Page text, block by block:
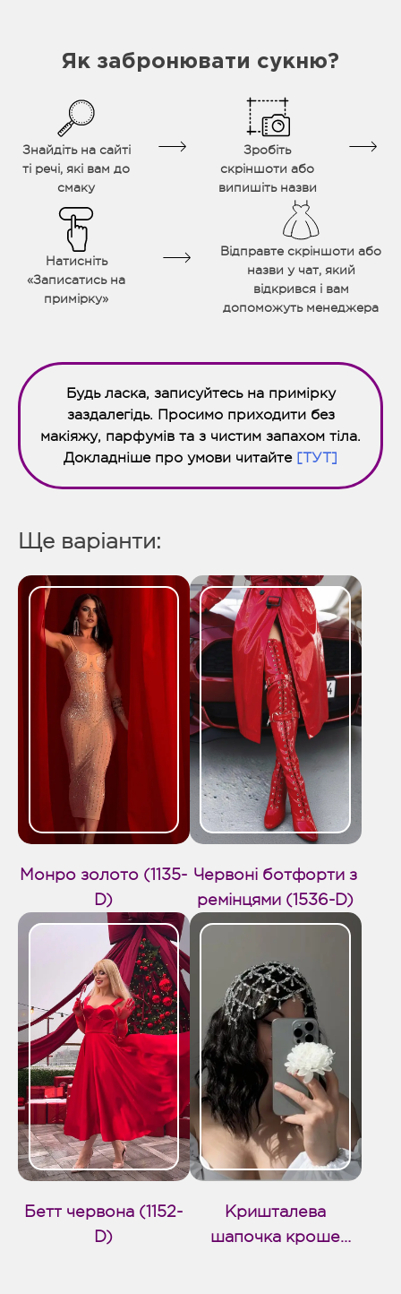
Як забронювати сукню?
Знайдіть на сайті
ті речі, які вам до
смаку
Зробіть
скріншоти або
випишіть назви
Натисніть
«Записатись на
примірку»
Відправте скріншоти або
назви у чат, який
відкрився і вам
допоможуть менеджера
Будь ласка, записуйтесь на примірку
заздалегідь. Просимо приходити без
макіяжу, парфумів та з чистим запахом тіла.
Докладніше про умови читайте [ТУТ]
Ще варіанти:
Монро золото (1135-
D)
Червоні ботфорти з
ремінцями (1536-D)
Бетт червона (1152-
D)
Кришталева
шапочка кроше